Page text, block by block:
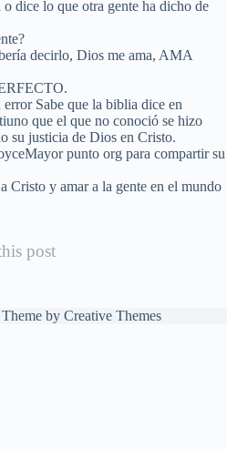
dice lo que otra gente ha dicho de
decirlo, Dios me ama, AMA
Sabe que la biblia dice en
que el que no conoció se hizo
su justicia de Dios en Cristo.
punto org para compartir su
Cristo y amar a la gente en el mundo
post
by Creative Themes